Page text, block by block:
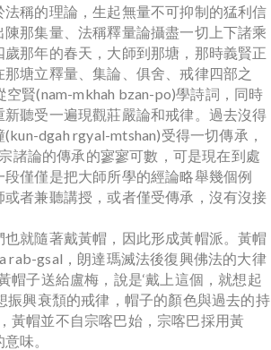
稱的理論，生起無量不可抑制的猛利信
那集量、法稱釋量論攝盡一切上下諸乘
那年的春天，大師到那塘，那時義賢正
塘立釋量、集論、俱舍、戒律四部之
賢(nam-mkhah bzan-po)學詩詞，同時
聽受一遍現觀莊嚴論和戒律。過去沒得
dgah rgyal-mtshan)受得一切傳承，
諸論的傳承的寥寥可數，可是現在到處
僅僅是把大師所學的經論略舉幾個例
者兼聽講授，或者僅受傳承，沒有沒接
就隨著戴黃帽，因此形成黃帽派。黃帽
rab-gsal，朗達瑪滅法後復興佛法的大律
帽子送給盧梅，說是‘戴上這個，就想起
振興衰頹的戒律，帽子的顏色與過去的持
黃帽並不自宗喀巴始，宗喀巴採用黃
味。